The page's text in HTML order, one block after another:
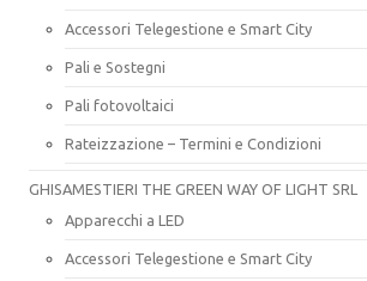
Accessori Telegestione e Smart City
Pali e Sostegni
Pali fotovoltaici
Rateizzazione – Termini e Condizioni
GHISAMESTIERI THE GREEN WAY OF LIGHT SRL
Apparecchi a LED
Accessori Telegestione e Smart City